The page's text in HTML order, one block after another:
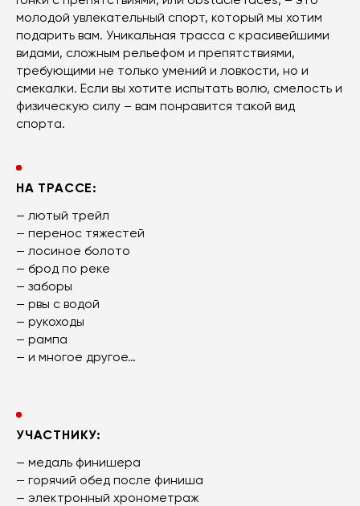
молодой увлекательный спорт, который мы хотим
подарить вам. Уникальная трасса с красивейшими
видами, сложным рельефом и препятствиями,
требующими не только умений и ловкости, но и
смекалки. Если вы хотите испытать волю, смелость и
физическую силу – вам понравится такой вид
спорта.
НА ТРАССЕ:
— лютый трейл
— перенос тяжестей
— лосиное болото
— брод по реке
— заборы
— рвы с водой
— рукоходы
— рампа
— и многое другое…
УЧАСТНИКУ:
— медаль финишера
— горячий обед после финиша
— электронный хронометраж